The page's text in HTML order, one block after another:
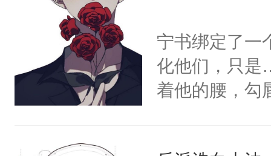
宁书绑定了一
化他们，只是
着他的腰，勾